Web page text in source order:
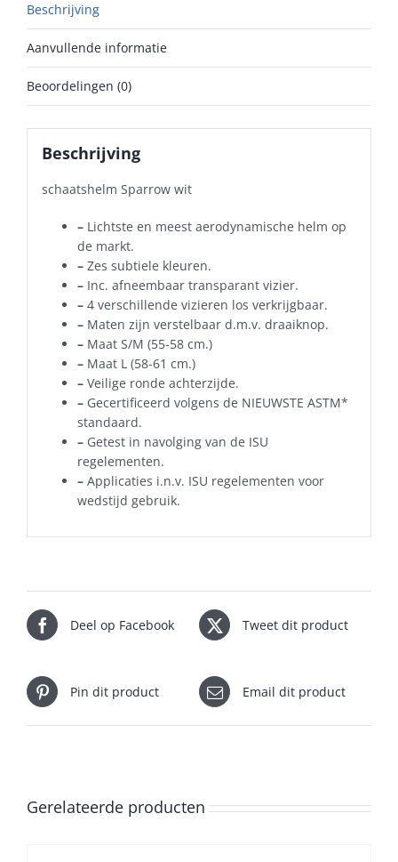
Beschrijving
Aanvullende informatie
Beoordelingen (0)
Beschrijving
schaatshelm Sparrow wit
–Lichtste en meest aerodynamische helm op
de markt.
–Zes subtiele kleuren.
–Inc. afneembaar transparant vizier.
–4 verschillende vizieren los verkrijgbaar.
–Maten zijn verstelbaar d.m.v. draaiknop.
–Maat S/M (55-58 cm.)
–Maat L (58-61 cm.)
–Veilige ronde achterzijde.
–Gecertificeerd volgens de NIEUWSTE ASTM*
standaard.
–Getest in navolging van de ISU
regelementen.
–Applicaties i.n.v. ISU regelementen voor
wedstijd gebruik.
Deel op Facebook Tweet dit product
Pin dit product Email dit product
Gerelateerde producten